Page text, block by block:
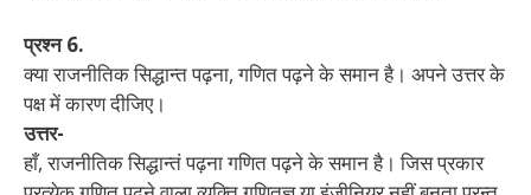
प्रश्न 6.
क्या राजनीतिक सिद्धान्त पढ़ना, गणित पढ़ने के समान है। अपने उत्तर के
पक्ष में कारण दीजिए।
उत्तर-
हाँ, राजनीतिक सिद्धान्तं पढ़ना गणित पढ़ने के समान है। जिस प्रकार